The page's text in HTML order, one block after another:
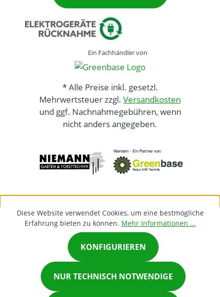
Chat on Whatsapp
×
Ein Fachhändler von
* Alle Preise inkl. gesetzl.
Mehrwertsteuer zzgl. Versandkosten
und ggf. Nachnahmegebühren, wenn
nicht anders angegeben.
Diese Website verwendet Cookies, um eine bestmögliche
Erfahrung bieten zu können. Mehr Informationen ...
NUR TECHNISCH NOTWENDIGE
KONFIGURIEREN